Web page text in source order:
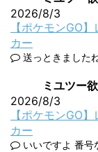
2026/8/3
【ポケモンGO
カー
送っときました
ミユツー
2026/8/3
【ポケモンGO
カー
いいですよ 番号